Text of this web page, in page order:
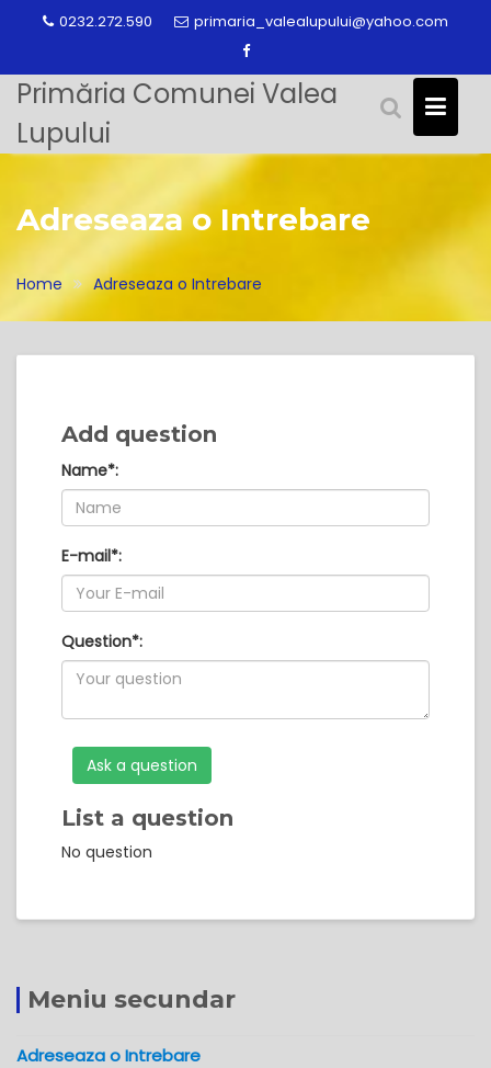
0232.272.590 primaria_valealupului@yahoo.com
Primăria Comunei Valea
Lupului
Adreseaza o Intrebare
Home Adreseaza o Intrebare
Add question
Name*:
E-mail*:
Question*:
List a question
No question
Meniu secundar
Adreseaza o Intrebare